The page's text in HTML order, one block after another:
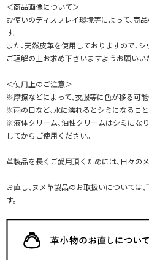
＜商品画像について＞
お使いのディスプレイ環境等によって、商
す。
また、天然皮革を使用しておりますので、
ご理解の上お求め下さいますようお願いい
＜使用上のご注意＞
※摩擦などによって、衣服等に色が移る可能
※雨の日など、水に濡れるとシミになること
※液体クリーム、油性クリームはシミにな
してからご使用ください。
革製品を長くご愛用頂くためには、日々の
お直し、ヌメ革製品のお取扱いについては
す。